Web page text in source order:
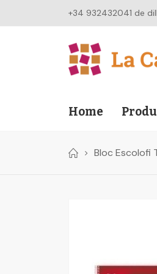
+34 932432041 de
Home
Bloc Escolofi